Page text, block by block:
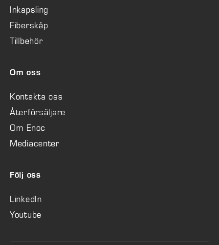
Inkapsling
Fiberskåp
Tillbehör
Om oss
Kontakta oss
Återförsäljare
Om Enoc
Mediacenter
Följ oss
LinkedIn
Youtube